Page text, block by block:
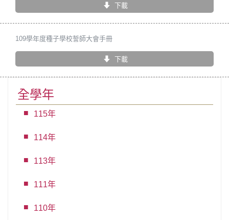
下載
109學年度種子學校誓師大會手冊
下載
全學年
115年
114年
113年
111年
110年